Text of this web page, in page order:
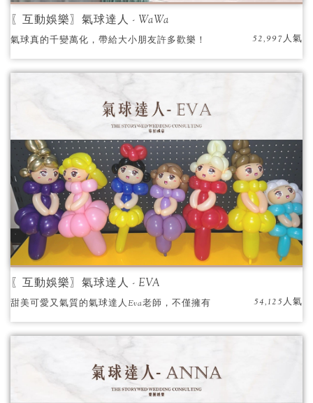
〖互動娛樂〗氣球達人 - WaWa
氣球真的千變萬化，帶給大小朋友許多歡樂！
WaWa老師，有百場婚禮折氣球的經驗，一定能
52,997人氣
〖互動娛樂〗氣球達人 - EVA
甜美可愛又氣質的氣球達人Eva老師，不僅擁有
高超的造型氣球技巧，健談親切的個性更是帶
給人們歡樂的氛圍，面對不同族群的嘉賓，都
54,125人氣